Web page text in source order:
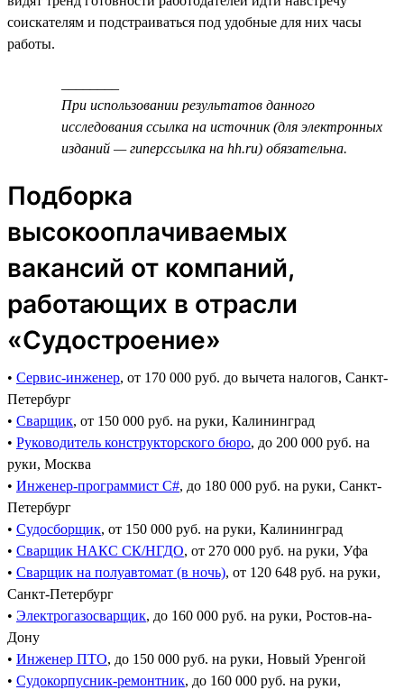
соискателям и подстраиваться под удобные для них часы
работы.
При использовании результатов данного
исследования ссылка на источник (для электронных
изданий — гиперссылка на hh.ru) обязательна.
Подборка
высокооплачиваемых
вакансий от компаний,
работающих в отрасли
«Судостроение»
• Сервис-инженер, от 170 000 руб. до вычета налогов, Санкт-
Петербург
• Сварщик, от 150 000 руб. на руки, Калининград
• Руководитель конструкторского бюро, до 200 000 руб. на
руки, Москва
• Инженер-программист C#, до 180 000 руб. на руки, Санкт-
Петербург
• Судосборщик, от 150 000 руб. на руки, Калининград
• Сварщик НАКС СК/НГДО, от 270 000 руб. на руки, Уфа
• Сварщик на полуавтомат (в ночь), от 120 648 руб. на руки,
Санкт-Петербург
• Электрогазосварщик, до 160 000 руб. на руки, Ростов-на-
Дону
• Инженер ПТО, до 150 000 руб. на руки, Новый Уренгой
• Судокорпусник-ремонтник, до 160 000 руб. на руки,